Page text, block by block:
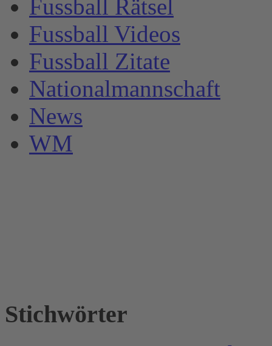
Fussball Rätsel
Fussball Videos
Fussball Zitate
Nationalmannschaft
News
WM
Stichwörter